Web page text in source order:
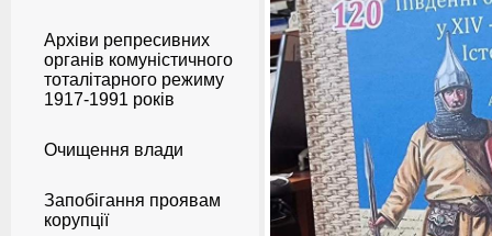
Архіви репресивних
органів комуністичного
тоталітарного режиму
1917-1991 років
Очищення влади
Запобігання проявам
корупції